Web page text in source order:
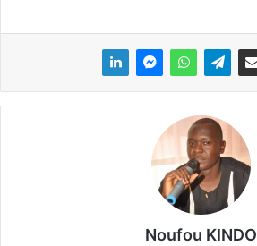
Noufou KINDO